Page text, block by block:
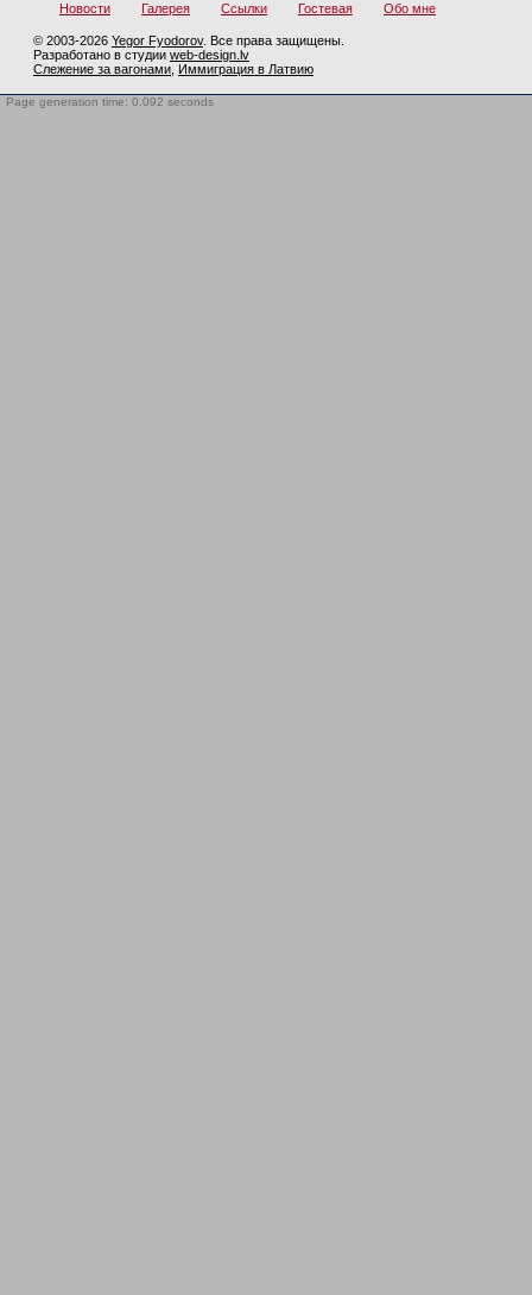
Новости Галерея Ссылки Гостевая Обо мне
© 2003-2026 Yegor Fyodorov. Все права защищены.
Разработано в студии web-design.lv
Слежение за вагонами Иммиграция в Латвию
Page generation time: 0.092 seconds